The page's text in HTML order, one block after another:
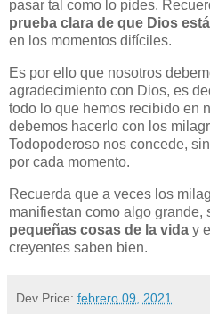
pasar tal como lo pides.
prueba clara de que Dios
en los momentos difíciles.
Es por ello que nosotros
agradecimiento con Dios, es
todo lo que hemos recibido en
debemos hacerlo con los
Todopoderoso nos concede,
por cada momento.
Recuerda que a veces los
manifiestan como algo grande,
pequeñas cosas de la vida y
creyentes saben bien.
Dev Price: febrero 09, 2021